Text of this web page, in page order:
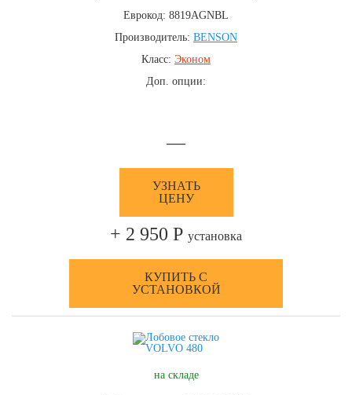
Еврокод: 8819AGNBL
Производитель: BENSON
Класс: Эконом
Доп. опции:
—
УЗНАТЬ
ЦЕНУ
+ 2 950 Р установка
КУПИТЬ С
УСТАНОВКОЙ
на складе